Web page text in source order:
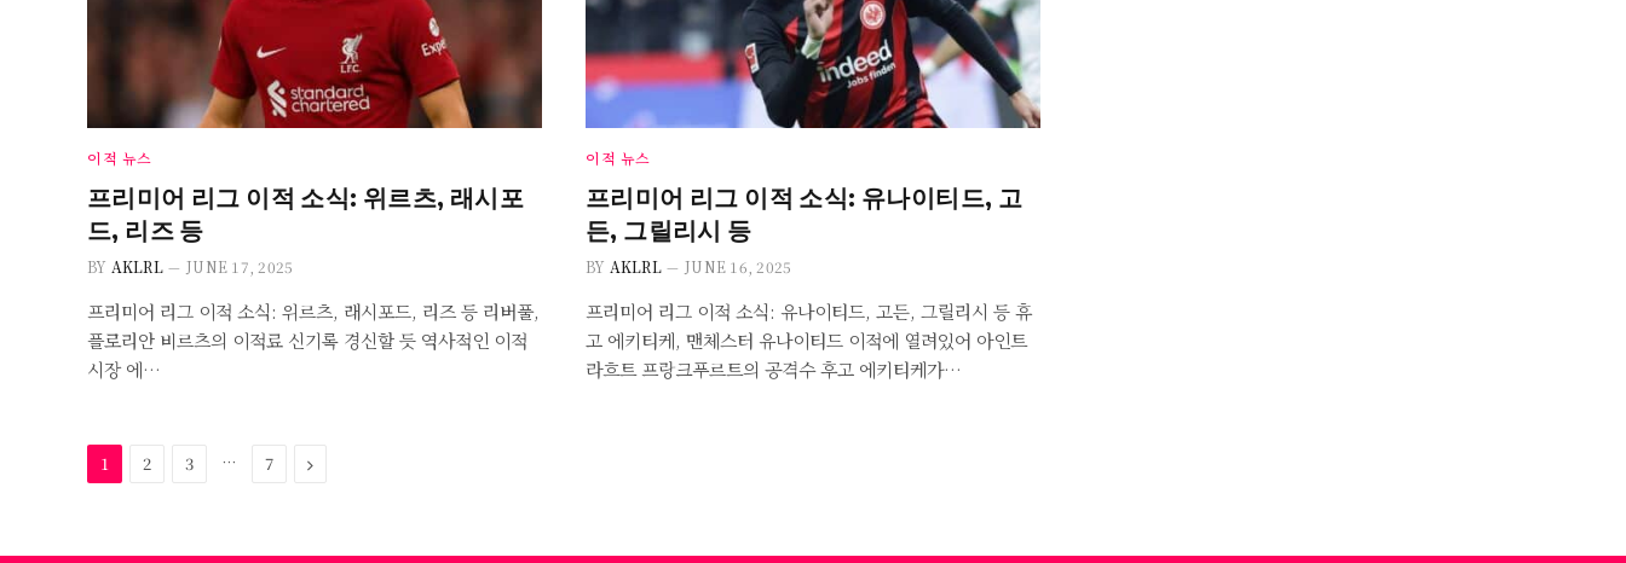
이적 뉴스
프리미어 리그 이적 소식: 위르츠, 래시포
드, 리즈 등
BY AKLRL JUNE 17, 2025
프리미어 리그 이적 소식: 위르츠, 래시포드, 리즈 등 리버풀,
플로리안 비르츠의 이적료 신기록 경신할 듯 역사적인 이적
시장 에…
이적 뉴스
프리미어 리그 이적 소식: 유나이티드, 고
든, 그릴리시 등
BY AKLRL JUNE 16, 2025
프리미어 리그 이적 소식: 유나이티드, 고든, 그릴리시 등 휴
고 에키티케, 맨체스터 유나이티드 이적에 열려있어 아인트
라흐트 프랑크푸르트의 공격수 후고 에키티케가…
1 2 3 … 7 Next